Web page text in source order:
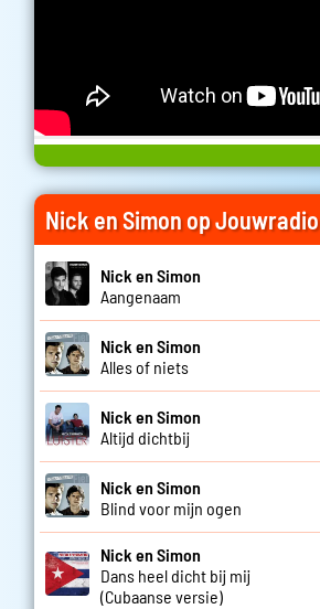
Nick en Simon op Jouwradio
Nick en Simon
Aangenaam
Nick en Simon
Alles of niets
Nick en Simon
Altijd dichtbij
Nick en Simon
Blind voor mijn ogen
Nick en Simon
Dans heel dicht bij mij
(Cubaanse versie)